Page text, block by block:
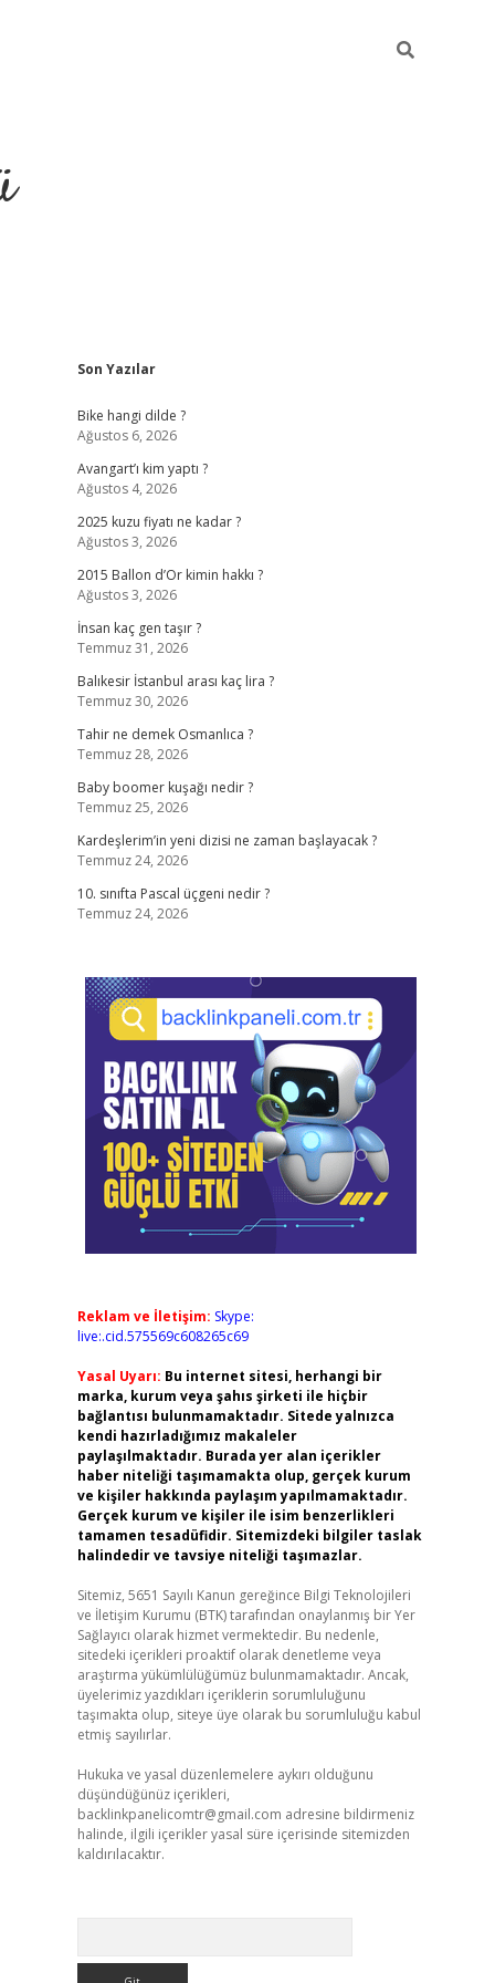
Sidebar
Son Yazılar
Bike hangi dilde ?
Ağustos 6, 2026
Avangart’ı kim yaptı ?
Ağustos 4, 2026
2025 kuzu fiyatı ne kadar ?
Ağustos 3, 2026
2015 Ballon d’Or kimin hakkı ?
Ağustos 3, 2026
İnsan kaç gen taşır ?
Temmuz 31, 2026
Balıkesir İstanbul arası kaç lira ?
Temmuz 30, 2026
Tahir ne demek Osmanlıca ?
Temmuz 28, 2026
Baby boomer kuşağı nedir ?
Temmuz 25, 2026
Kardeşlerim’in yeni dizisi ne zaman başlayacak ?
Temmuz 24, 2026
10. sınıfta Pascal üçgeni nedir ?
Temmuz 24, 2026
Reklam ve İletişim: Skype:
live:.cid.575569c608265c69
Yasal Uyarı: Bu internet sitesi, herhangi bir
marka, kurum veya şahıs şirketi ile hiçbir
bağlantısı bulunmamaktadır. Sitede yalnızca
kendi hazırladığımız makaleler
paylaşılmaktadır. Burada yer alan içerikler
haber niteliği taşımamakta olup, gerçek kurum
ve kişiler hakkında paylaşım yapılmamaktadır.
Gerçek kurum ve kişiler ile isim benzerlikleri
tamamen tesadüfidir. Sitemizdeki bilgiler taslak
halindedir ve tavsiye niteliği taşımazlar.
Sitemiz, 5651 Sayılı Kanun gereğince Bilgi Teknolojileri
ve İletişim Kurumu (BTK) tarafından onaylanmış bir Yer
Sağlayıcı olarak hizmet vermektedir. Bu nedenle,
sitedeki içerikleri proaktif olarak denetleme veya
araştırma yükümlülüğümüz bulunmamaktadır. Ancak,
üyelerimiz yazdıkları içeriklerin sorumluluğunu
taşımakta olup, siteye üye olarak bu sorumluluğu kabul
etmiş sayılırlar.
Hukuka ve yasal düzenlemelere aykırı olduğunu
düşündüğünüz içerikleri,
backlinkpanelicomtr@gmail.com adresine bildirmeniz
halinde, ilgili içerikler yasal süre içerisinde sitemizden
kaldırılacaktır.